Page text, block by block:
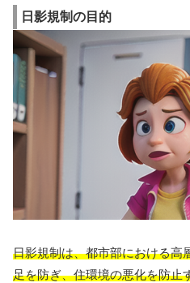
日影規制の目的
日影規制は、都市部における高
足を防ぎ、住環境の悪化を防止